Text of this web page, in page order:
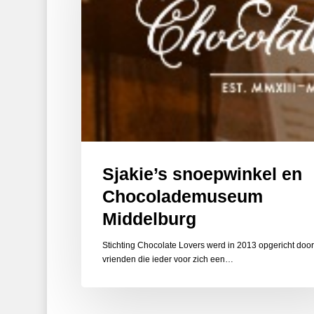
Sjakie’s snoepwinkel en
Chocolademuseum
Middelburg
Stichting Chocolate Lovers werd in 2013 opgericht
vrienden die ieder voor zich een…